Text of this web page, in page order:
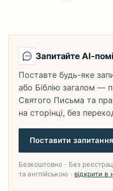
Запитайте AI-
Поставте будь-яке
або Біблію загалом —
Святого Письма та
на сторінці, без
Поставити запитання
Безкоштовно · Без
та англійською · відкрити в